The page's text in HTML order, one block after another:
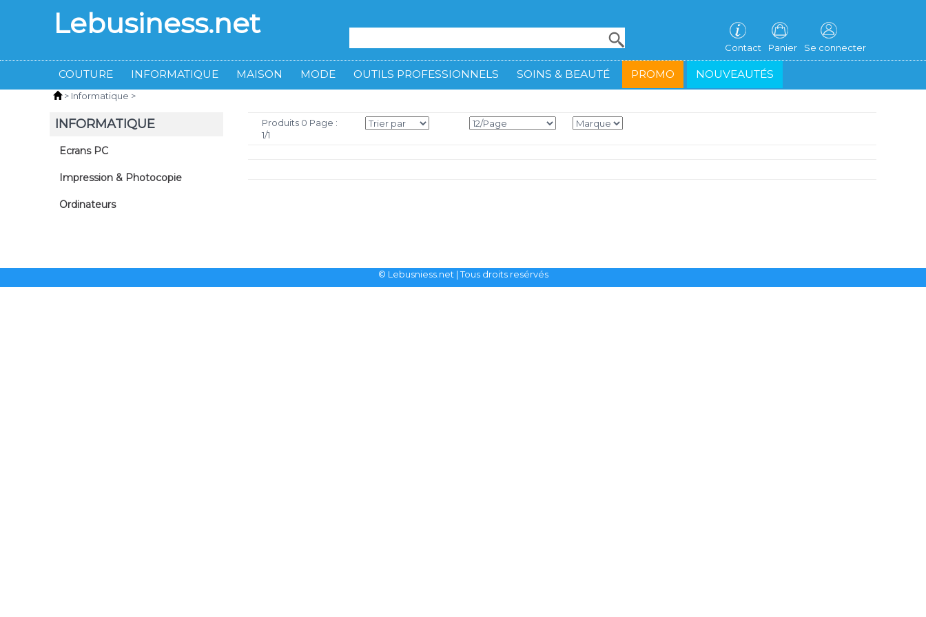
Lebusiness.net
Se connecter
Panier
Contact
COUTURE INFORMATIQUE MAISON MODE OUTILS PROFESSIONNELS SOINS & BEAUTÉ PROMO NOUVEAUTÉS
> Informatique >
INFORMATIQUE
Ecrans PC
Impression & Photocopie
Ordinateurs
Produits 0 Page :
1/1
© Lebusniess.net | Tous droits resérvés